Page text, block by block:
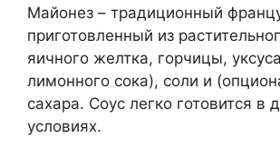
Майонез – традиционный
приготовленный из
яичного желтка, горчицы,
лимонного сока), соли и
сахара. Соус легко готовится в
условиях.